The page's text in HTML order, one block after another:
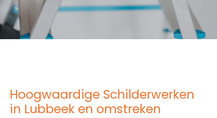
Hoogwaardige Schilderwerken
in Lubbeek en omstreken